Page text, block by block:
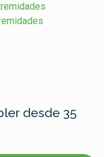
desde 35